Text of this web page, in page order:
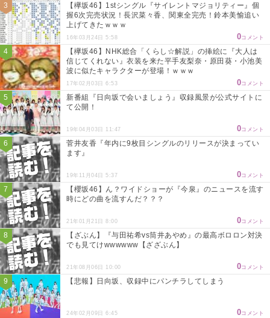
【欅坂46】1stシングル『サイレントマジョリティー』個
握6次完売状況！長沢菜々香、関東全完売！鈴本美愉追い
上げてきたｗｗｗ
16年03月24日 5:58 0コメント
【欅坂46】NHK総合「くらし☆解説」の挿絵に『大人は
信じてくれない』衣装を来た平手友梨奈・原田葵・小池美
波に似たキャラクターが登場！ｗｗｗ
17年02月03日 6:53 0コメント
新番組『日向坂で会いましょう』収録風景が公式サイトに
て公開！
19年04月03日 11:47 0コメント
菅井友香『年内に9枚目シングルのリリースが決まってい
ます』
19年11月04日 5:37 0コメント
【櫻坂46】ん？ワイドショーが『今泉』のニュースを流す
時にどの曲を流すんだ？？？
21年01月21日 8:00 0コメント
【ざぶん】『与田祐希vs筒井あやめ』の最高ボロロン対決
でも見てけwwwwww【ざざぶん】
21年08月06日 10:00 0コメント
【悲報】日向坂、収録中にパンチラしてしまう
24年02月09日 6:45 0コメント